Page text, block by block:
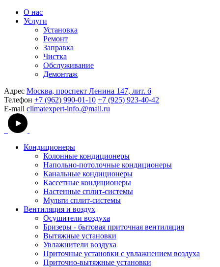
О нас
Услуги
Установка
Ремонт
Заправка
Чистка
Обслуживание
Демонтаж
Адрес Москва, проспект Ленина 147, лит. б
Телефон +7 (962) 990-01-10 +7 (925) 923-40-42
E-mail climatexpert-info.@mail.ru
Кондиционеры
Колонные кондиционеры
Напольно-потолочные кондиционеры
Канальные кондиционеры
Кассетные кондиционеры
Настенные сплит-системы
Мульти сплит-системы
Вентиляция и воздух
Осушители воздуха
Бризеры - бытовая приточная вентиляция
Вытяжные установки
Увлажнители воздуха
Приточные установки с увлажнением воздуха
Приточно-вытяжные установки